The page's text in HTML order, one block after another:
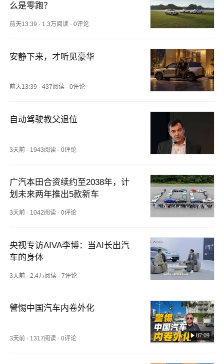
么是零跑？
前天13:39 · 1.3万阅读 ·0评论
安静下来，才听见豪华
前天13:39 ·437阅读 ·0评论
自动驾驶教父退位
3天前 · 1943阅读 ·0评论
广汽本田合资续约至2038年，计
划未来两年推出5款新车
3天前 · 1042阅读 ·0评论
央视专访AIVA李博：当AI长出汽
车的身体
3天前 · 2.4万阅读 ·7评论
警惕中国汽车内卷外化
07:09
3天前 · 1317阅读 ·0评论